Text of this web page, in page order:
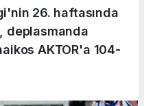
26. haftasında
deplasmanda
AKTOR'a 104-